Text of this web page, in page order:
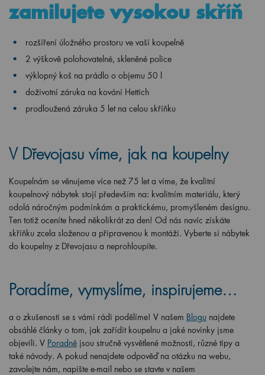
zamilujete vysokou skříň
rozšíření úložného prostoru ve vaší koupelně
2 výškově polohovatelné, skleněné police
výklopný koš na prádlo o objemu 50 l
doživotní záruka na kování Hettich
prodloužená záruka 5 let na celou skříňku
V Dřevojasu víme, jak na koupelny
Koupelnám se věnujeme více než 75 let a víme, že kvalitní
koupelnový nábytek stojí především na: kvalitním materiálu, který
odolá náročným podmínkám a praktickému, promyšleném designu.
Ten totiž oceníte hned několikrát za den! Od nás navíc získáte
skříňku zcela složenou a připravenou k montáži. Vyberte si nábytek
do koupelny z Dřevojasu a neprohloupíte.
Poradíme, vymyslíme, inspirujeme…
a o zkušenosti se s vámi rádi podělíme! V našem Blogu najdete
obsáhlé články o tom, jak zařídit koupelnu a jaké novinky jsme
objevili. V Poradně jsou stručně vysvětlené možnosti, různé tipy a
také návody. A pokud nenajdete odpověď na otázku na webu,
zavolejte nám, napište e-mail nebo se stavte v našem